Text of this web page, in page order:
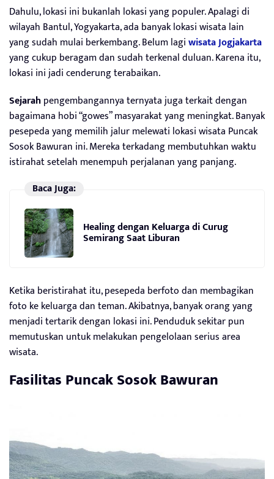
Dahulu, lokasi ini bukanlah lokasi yang populer. Apalagi di
wilayah Bantul, Yogyakarta, ada banyak lokasi wisata lain
yang sudah mulai berkembang. Belum lagiwisata Jogjakarta
yang cukup beragam dan sudah terkenal duluan. Karena itu,
lokasi ini jadi cenderung terabaikan.
Sejarahpengembangannya ternyata juga terkait dengan
bagaimana hobi “gowes” masyarakat yang meningkat. Banyak
pesepeda yang memilih jalur melewati lokasi wisata Puncak
Sosok Bawuran ini. Mereka terkadang membutuhkan waktu
istirahat setelah menempuh perjalanan yang panjang.
Baca Juga:
Healing dengan Keluarga di Curug
Semirang Saat Liburan
Ketika beristirahat itu, pesepeda berfoto dan membagikan
foto ke keluarga dan teman. Akibatnya, banyak orang yang
menjadi tertarik dengan lokasi ini. Penduduk sekitar pun
memutuskan untuk melakukan pengelolaan serius area
wisata.
Fasilitas Puncak Sosok Bawuran